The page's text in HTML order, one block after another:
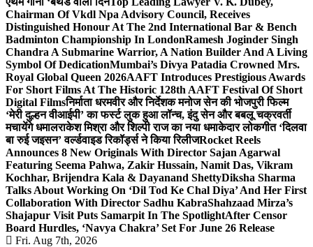
Chairman Of Vkdl Npa Advisory Council, Receives
Distinguished Honour At The 2nd International Bar & Bench
Badminton Championship In LondonRamesh Joginder Singh
Chandra A Submarine Warrior, A Nation Builder And A Living
Symbol Of DedicationMumbai’s Divya Patadia Crowned Mrs.
Royal Global Queen 2026AAFT Introduces Prestigious Awards
For Short Films At The Historic 128th AAFT Festival Of Short
Digital Filmsनिर्माता धरमवीर और निर्देशक मनोज सेन की भोजपुरी फिल्म
‘मेरी दुल्हन वीआईपी’ का फर्स्ट लुक हुआ लॉन्च, इंदु सेन और बबलू चक्रवर्ती
मचायेंगे धमालराकेश मिश्रा और शिल्पी राज का नया धमाकेदार लोकगीत ‘दिलवा
बा रुई जइसन’ वर्ल्डवाइड रिकॉर्ड्स ने किया रिलीजRocket Reels
Announces 8 New Originals With Director Sajan Agarwal
Featuring Seema Pahwa, Zakir Hussain, Namit Das, Vikram
Kochhar, Brijendra Kala & Dayanand ShettyDiksha Sharma
Talks About Working On ‘Dil Tod Ke Chal Diya’ And Her First
Collaboration With Director Sadhu KabraShahzaad Mirza’s
Shajapur Visit Puts Samarpit In The SpotlightAfter Censor
Board Hurdles, ‘Navya Chakra’ Set For June 26 Release
Fri. Aug 7th, 2026